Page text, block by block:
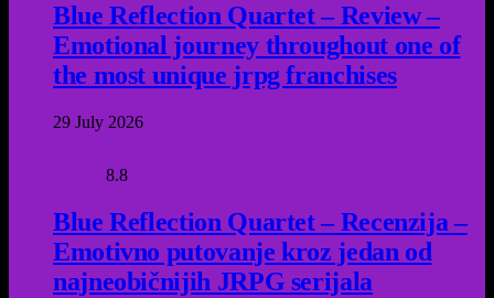
Blue Reflection Quartet – Review –
Emotional journey throughout one of
the most unique jrpg franchises
29 July 2026
8.8
Blue Reflection Quartet – Recenzija –
Emotivno putovanje kroz jedan od
najneobičnijih JRPG serijala